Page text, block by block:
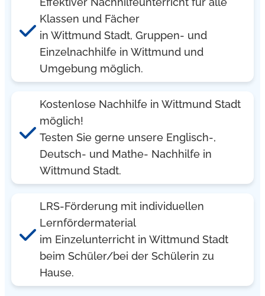
Klassen und Fächer
in Wittmund Stadt, Gruppen- und
Einzelnachhilfe in Wittmund und
Umgebung möglich.
Kostenlose Nachhilfe in Wittmund Stadt
möglich!
Testen Sie gerne unsere Englisch-,
Deutsch- und Mathe- Nachhilfe in
Wittmund Stadt.
LRS-Förderung mit individuellen
Lernfördermaterial
im Einzelunterricht in Wittmund Stadt
beim Schüler/bei der Schülerin zu
Hause.